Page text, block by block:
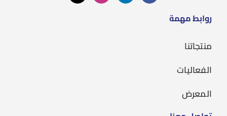
روابط مهمة
منتجاتنا
الفعاليات
المعرض